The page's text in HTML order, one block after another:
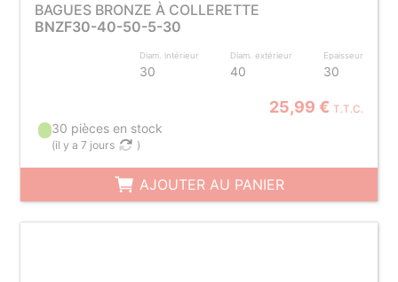
BAGUES BRONZE À COLLERETTE
BNZF30-40-50-5-30
Diam. intérieur
30
Diam. extérieur
40
Epaisseur
30
25,99 € T.T.C.
30 pièces en stock
(il y a 7 jours )
AJOUTER AU PANIER